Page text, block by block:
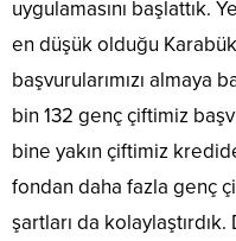
uygulamasını başlattık.
en düşük olduğu
başvurularımızı almaya
bin 132 genç çiftimiz
bine yakın çiftimiz
fondan daha fazla genç
şartları da